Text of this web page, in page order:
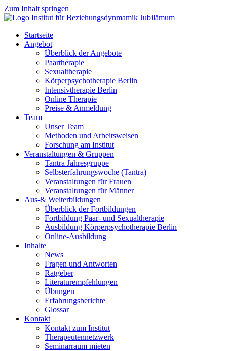
Zum Inhalt springen
Startseite
Angebot
Überblick der Angebote
Paartherapie
Sexualtherapie
Körperpsychotherapie Berlin
Intensivtherapie Berlin
Online Therapie
Preise & Anmeldung
Team
Unser Team
Methoden und Arbeitsweisen
Forschung am Institut
Veranstaltungen & Gruppen
Tantra Jahresgruppe
Selbsterfahrungswoche (Tantra)
Veranstaltungen für Frauen
Veranstaltungen für Männer
Aus-& Weiterbildungen
Überblick der Fortbildungen
Fortbildung Paar- und Sexualtherapie
Ausbildung Körperpsychotherapie Berlin
Online-Ausbildung
Inhalte
News
Fragen und Antworten
Ratgeber
Literaturempfehlungen
Übungen
Erfahrungsberichte
Glossar
Kontakt
Kontakt zum Institut
Therapeutennetzwerk
Seminarraum mieten